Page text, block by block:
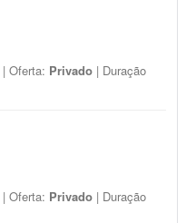
| Oferta: Privado | Duração
| Oferta: Privado | Duração